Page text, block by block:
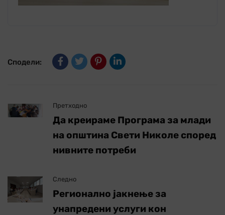
Сподели:
Претходно
Да креираме Програма за млади
на општина Свети Николе според
нивните потреби
Следно
Регионално јакнење за
унапредени услуги кон